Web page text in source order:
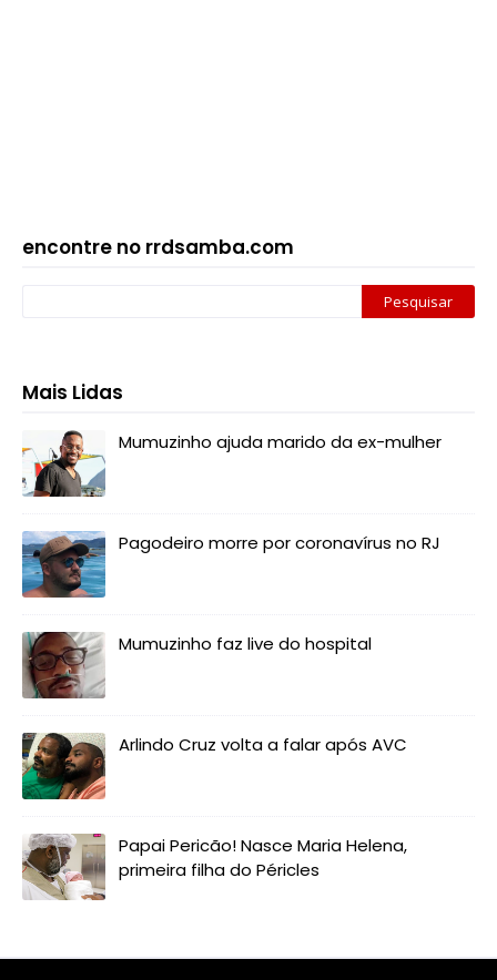
encontre no rrdsamba.com
Mais Lidas
Mumuzinho ajuda marido da ex-mulher
Pagodeiro morre por coronavírus no RJ
Mumuzinho faz live do hospital
Arlindo Cruz volta a falar após AVC
Papai Pericão! Nasce Maria Helena,
primeira filha do Péricles